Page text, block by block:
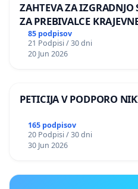
ZAHTEVA ZA
ZA PREBIVALCE
PRESTRANEK
85 podpisov
21 Podpisi / 30 dni
20 Jun 2026
PETICIJA V PODPORO
165 podpisov
20 Podpisi / 30 dni
30 Jun 2026